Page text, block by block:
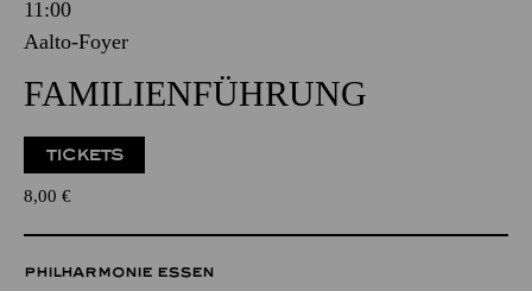
11:00
Aalto-Foyer
FAMILIENFÜHRUNG
TICKETS
8,00 €
PHILHARMONIE ESSEN